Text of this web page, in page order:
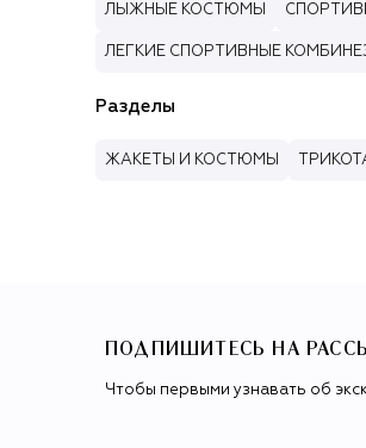
ЛЫЖНЫЕ КОСТЮМЫ
ЛЕГКИЕ СПОРТИВНЫЕ
Разделы
ЖАКЕТЫ И КОСТЮМЫ
ПОДПИШИТЕСЬ НА
Чтобы первыми узнавать об